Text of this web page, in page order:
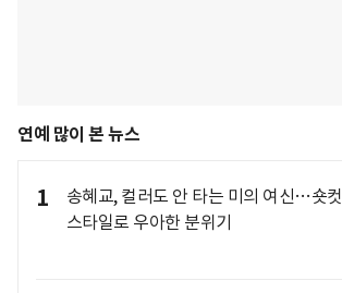
연예 많이 본 뉴스
1
송혜교, 컬러도 안 타는 미의 여신…숏컷
스타일로 우아한 분위기